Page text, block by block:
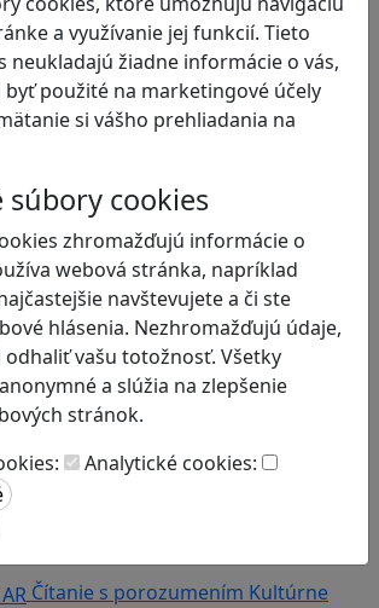
a využívanie jej funkcií. Tieto
neukladajú žiadne informácie o vás,
použité na marketingové účely
si vášho prehliadania na
súbory cookies
zhromažďujú informácie o
webová stránka, napríklad
navštevujete a či ste
hlásenia. Nezhromažďujú údaje,
vašu totožnosť. Všetky
a slúžia na zlepšenie
stránok.
Analytické cookies:
Finančná gramotnosť
pre 2. stupeň ZŠ a SŠ; predmet:
Kritické myslenie
náleziská v Bratislave
Čítanie s porozumením Kultúrne